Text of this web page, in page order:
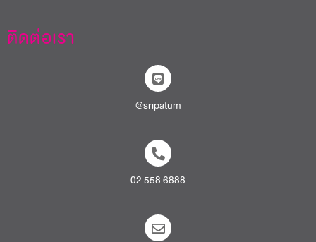
ติดต่อเรา
@sripatum
02 558 6888